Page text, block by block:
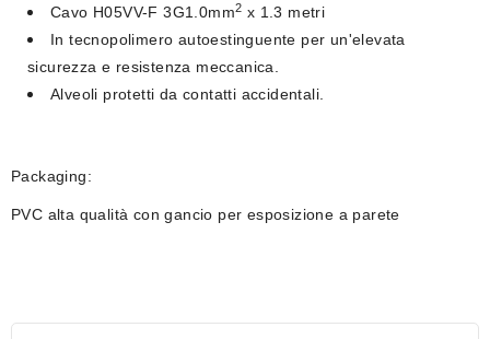
Cavo H05VV-F 3G1.0mm2 x 1.3 metri
In tecnopolimero autoestinguente per un'elevata
sicurezza e resistenza meccanica.
Alveoli protetti da contatti accidentali.
Packaging:
PVC alta qualità con gancio per esposizione a parete